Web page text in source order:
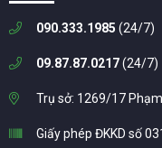
090.333.1985 (24/7)
09.87.87.0217(24/7)
Trụ sở: 1269/17
Giấy phép ĐKKD số